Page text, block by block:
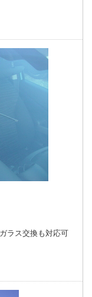
ス交換も対応可